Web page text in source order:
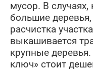
мусор. В случаях,
большие
расчистка
выкашивается
крупные деревья.
ключ» стоит